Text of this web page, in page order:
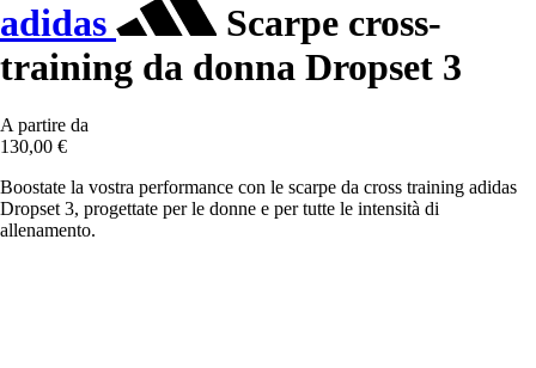
adidas
Scarpe cross-
training da donna Dropset 3
A partire da
130,00 €
Boostate la vostra performance con le scarpe da cross training adidas
Dropset 3, progettate per le donne e per tutte le intensità di
allenamento.